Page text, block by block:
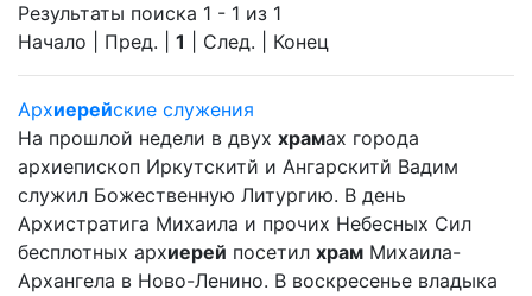
Результаты поиска 1 - 1 из 1
Начало | Пред. | 1 | След. | Конец
Архиерейские служения
На прошлой недели в двух храмах города
архиепископ Иркутскитй и Ангарскитй Вадим
служил Божественную Литургию. В день
Архистратига Михаила и прочих Небесных Сил
бесплотных архиерей посетил храм Михаила-
Архангела в Ново-Ленино. В воскресенье владыка